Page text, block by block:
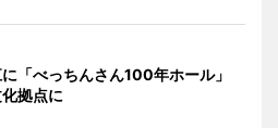
に「べっちんさん100年ホール」
拠点に